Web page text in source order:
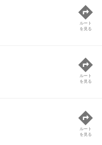
ルート
を見る
ルート
を見る
ルート
を見る